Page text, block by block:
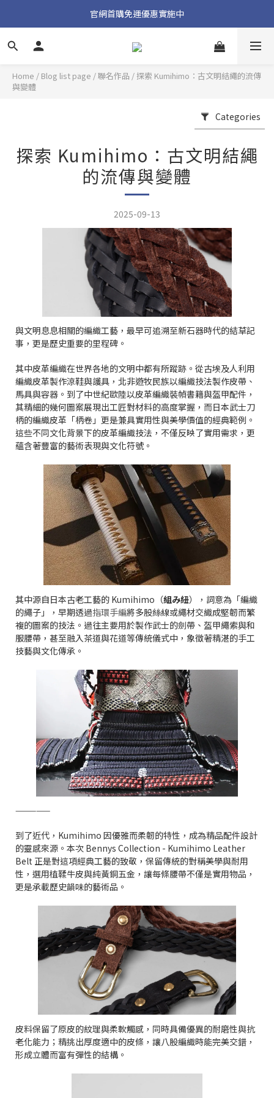
加入官方 LINE 獲取隱藏好禮
官網首購免運優惠實施中
加入官方 LINE 獲取隱藏好禮
Home / Blog list page /聯名作品 / 探索 Kumihimo：古文明結繩的流傳
與變體
Categories
探索 Kumihimo：古文明結繩
的流傳與變體
2025-09-13
與文明息息相關的編織工藝，最早可追溯至新石器時代的結草記
事，更是歷史重要的里程碑。
其中皮革編織在世界各地的文明中都有所蹤跡。從古埃及人利用
編織皮革製作涼鞋與護具，北非遊牧民族以編織技法製作皮帶、
馬具與容器。到了中世紀歐陸以皮革編織裝幀書籍與盔甲配件，
其精細的幾何圖案展現出工匠對材料的高度掌握，而日本武士刀
柄的編織皮革「柄卷」更是兼具實用性與美學價值的經典範例。
這些不同文化背景下的皮革編織技法，不僅反映了實用需求，更
蘊含著豐富的藝術表現與文化符號。
其中源自日本古老工藝的 Kumihimo（組み紐），詞意為「編織
的繩子」，早期透過指環手編將多股絲線或繩材交織成堅韌而繁
複的圖案的技法。過往主要用於製作武士的劍帶、盔甲繩索與和
服腰帶，甚至融入茶道與花道等傳統儀式中，象徵著精湛的手工
技藝與文化傳承。
—————
到了近代，Kumihimo 因優雅而柔韌的特性，成為精品配件設計
的靈感來源。本次 Bennys Collection - Kumihimo Leather
Belt 正是對這項經典工藝的致敬，保留傳統的對稱美學與耐用
性，選用植鞣牛皮與純黃銅五金，讓每條腰帶不僅是實用物品，
更是承載歷史韻味的藝術品。
皮料保留了原皮的紋理與柔軟觸感，同時具備優異的耐磨性與抗
老化能力；精挑出厚度適中的皮條，讓八股編織時能完美交錯，
形成立體而富有彈性的結構。